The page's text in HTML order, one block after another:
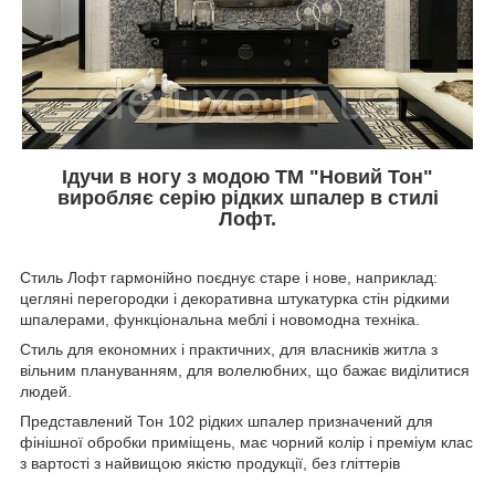
Ідучи в ногу з модою ТМ "Новий Тон"
виробляє серію рідких шпалер в стилі
Лофт.
Стиль Лофт гармонійно поєднує старе і нове, наприклад:
цегляні перегородки і декоративна штукатурка стін рідкими
шпалерами, функціональна меблі і новомодна техніка.
Стиль для економних і практичних, для власників житла з
вільним плануванням, для волелюбних, що бажає виділитися
людей.
Представлений Тон 102 рідких шпалер призначений для
фінішної обробки приміщень, має чорний колір і преміум клас
з вартості з найвищою якістю продукції, без гліттерів